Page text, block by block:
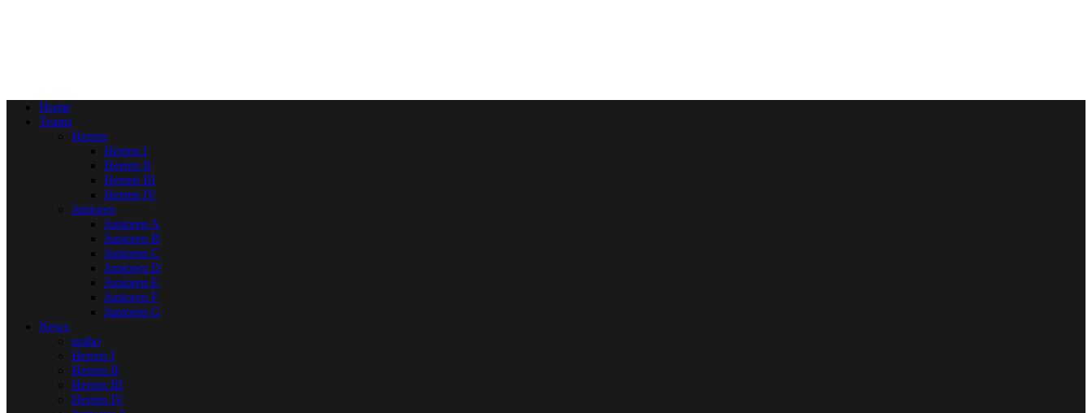
Home
Teams
Herren
Herren I
Herren II
Herren III
Herren IV
Junioren
Junioren A
Junioren B
Junioren C
Junioren D
Junioren E
Junioren F
Junioren G
News
uniho
Herren I
Herren II
Herren III
Herren IV